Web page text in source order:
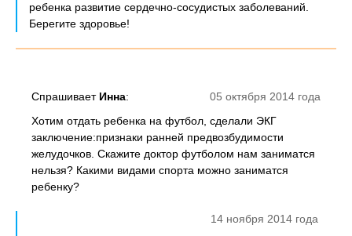
ребенка развитие сердечно-сосудистых заболеваний.
Берегите здоровье!
05 октября 2014 года
Спрашивает Инна:
Хотим отдать ребенка на футбол, сделали ЭКГ
заключение:признаки ранней предвозбудимости
желудочков. Скажите доктор футболом нам заниматся
нельзя? Какими видами спорта можно заниматся
ребенку?
14 ноября 2014 года